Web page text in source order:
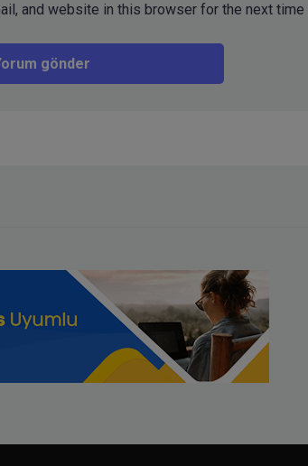
and website in this browser for the next time